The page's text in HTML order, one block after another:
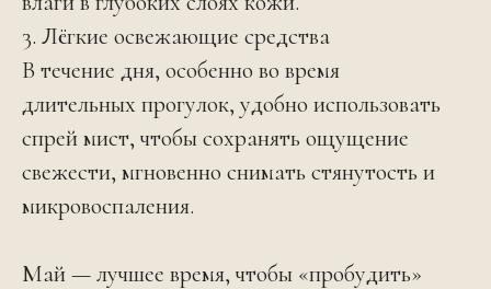
3. Лёгкие освежающие средства
В течение дня, особенно во время
длительных прогулок, удобно использовать
спрей мист, чтобы сохранять ощущение
свежести, мгновенно снимать стянутость и
микровоспаления.
Май — лучшее время, чтобы «пробудить»